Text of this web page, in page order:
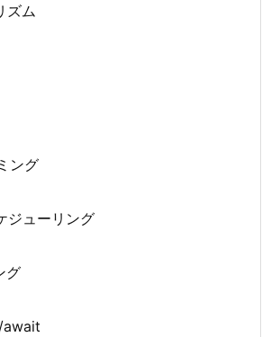
ズム
ング
ジューリング
グ
await